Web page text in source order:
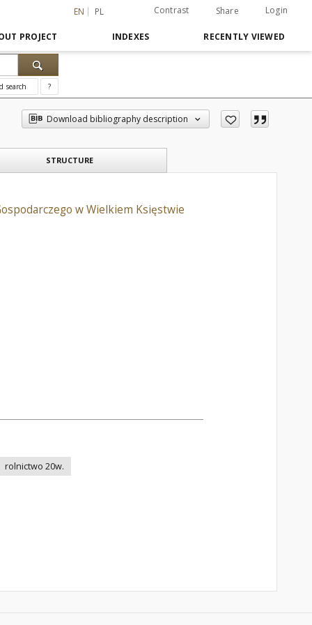
EN PL Contrast Share Login
PROJECT INDEXES RECENTLY VIEWED
search ?
Download bibliography description
STRUCTURE
w Wielkiem Księstwie
rolnictwo 20w.